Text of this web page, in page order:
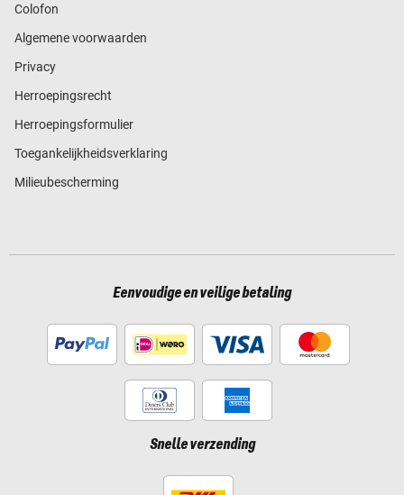
Colofon
Algemene voorwaarden
Privacy
Herroepingsrecht
Herroepingsformulier
Toegankelijkheidsverklaring
Milieubescherming
Eenvoudige en veilige betaling
Snelle verzending